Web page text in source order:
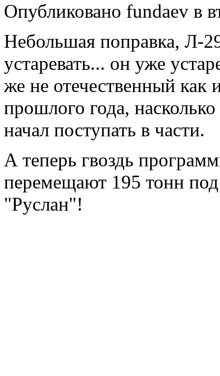
Опубликовано fundaev в
Небольшая поправка, Л-
устаревать... он уже
же не отечественный
прошлого года,
начал поступать в части.
А теперь гвоздь
перемещают 195 тонн
"Руслан"!